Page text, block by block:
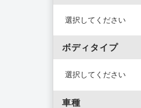
ボディタイプ
車種